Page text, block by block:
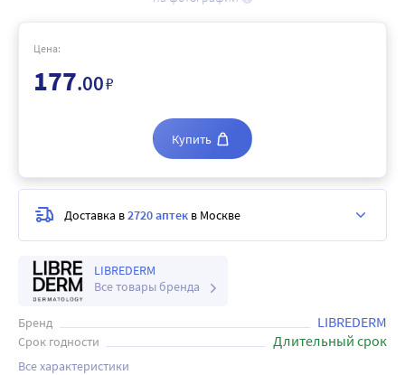
LIBREDERM
Все товары бренда
Бренд LIBREDERM
Срок годности Длительный срок
Все характеристики
Цена:
177.00₽
Купить
Доставка в2720 аптек в Москве